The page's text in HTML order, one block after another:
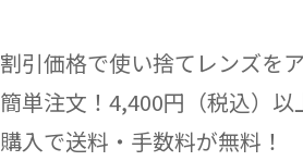
割引価格で使い捨てレンズを
簡単注文！4,400円（税込）以
購入で送料・手数料が無料！